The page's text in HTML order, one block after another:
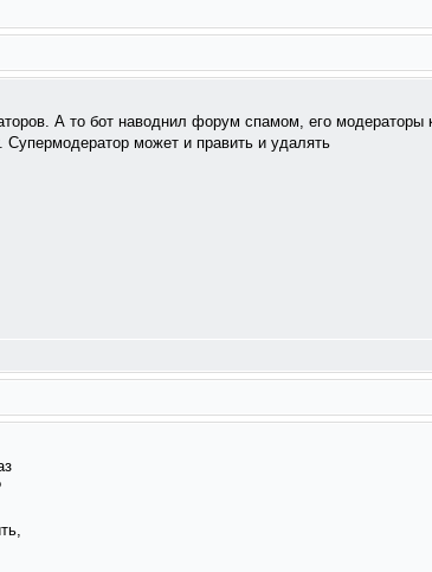
А то бот наводнил форум спамом, его модераторы
может и править и удалять